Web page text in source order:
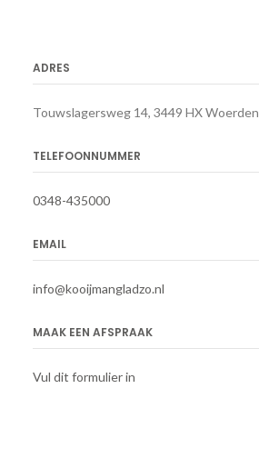
ADRES
Touwslagersweg 14, 3449 HX Woerden
TELEFOONNUMMER
0348-435000
EMAIL
info@kooijmangladzo.nl
MAAK EEN AFSPRAAK
Vul dit formulier in